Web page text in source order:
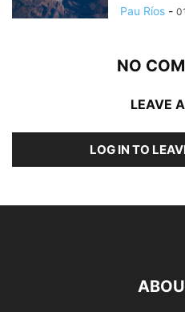
Pau Ríos -
NO
LEAVE
LOG IN TO